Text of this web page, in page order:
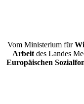
Vom Ministerium für
Arbeit des Landes
Europäischen